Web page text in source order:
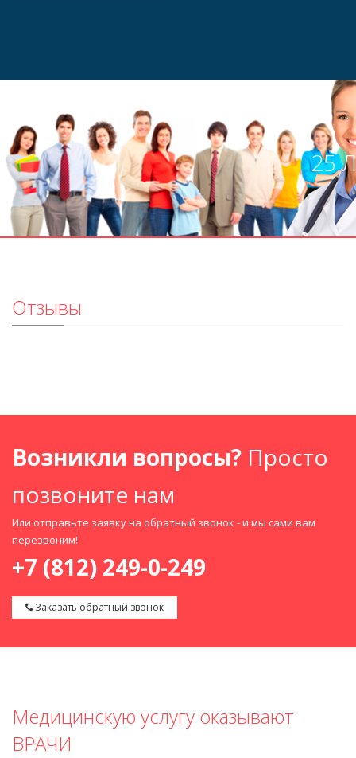
25
Отзывы
Возникли вопросы? Просто
позвоните нам
Или отправьте заявку на обратный звонок - и мы сами вам
перезвоним!
+7 (812) 249-0-249
Заказать обратный звонок
Медицинскую услугу оказывают
ВРАЧИ